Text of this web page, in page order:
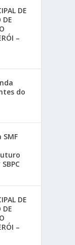
DE
DE
–
do
DE
DE
–